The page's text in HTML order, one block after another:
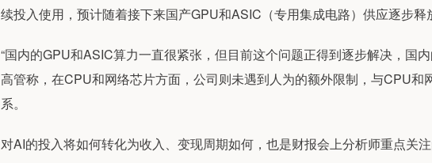
续投入使用，预计随着接下来国产GPU和ASIC（专用集成电路）供应逐步释
“国内的GPU和ASIC算力一直很紧张，但目前这个问题正得到逐步解决，国
高管称，在CPU和网络芯片方面，公司则未遇到人为的额外限制，与CPU和
系。
对AI的投入将如何转化为收入、变现周期如何，也是财报会上分析师重点关注